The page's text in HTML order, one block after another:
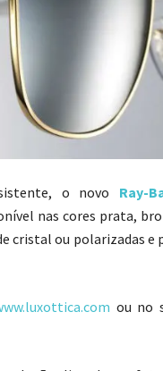
o novo Ray-
nas cores prata,
cristal ou polarizadas e
ou no